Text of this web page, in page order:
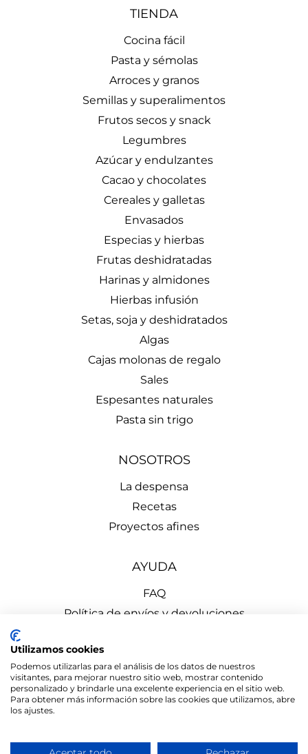
TIENDA
Cocina fácil
Pasta y sémolas
Arroces y granos
Semillas y superalimentos
Frutos secos y snack
Legumbres
Azúcar y endulzantes
Cacao y chocolates
Cereales y galletas
Envasados
Especias y hierbas
Frutas deshidratadas
Harinas y almidones
Hierbas infusión
Setas, soja y deshidratados
Algas
Cajas molonas de regalo
Sales
Espesantes naturales
Pasta sin trigo
NOSOTROS
La despensa
Recetas
Proyectos afines
AYUDA
FAQ
Política de envíos y devoluciones
Política de Privacidad
Política de Cookies
Utilizamos cookies
Podemos utilizarlas para el análisis de los datos de nuestros
visitantes, para mejorar nuestro sitio web, mostrar contenido
personalizado y brindarle una excelente experiencia en el sitio web.
Para obtener más información sobre las cookies que utilizamos, abre
los ajustes.